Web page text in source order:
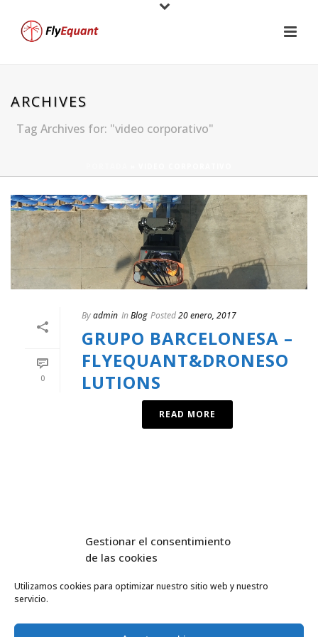
Gestionar el consentimiento
de las cookies
Utilizamos cookies para optimizar nuestro sitio web y nuestro
servicio.
ARCHIVES
Tag Archives for: "video corporativo"
0
Byadmin InBlog Posted20 enero, 2017
GRUPO BARCELONESA –
FLYEQUANT&DRONESO
LUTIONS
READ MORE
INICIO